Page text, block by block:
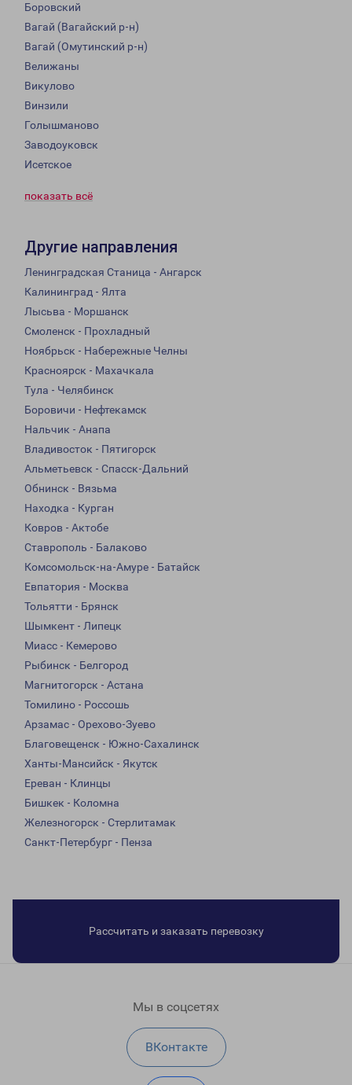
Боровский
Вагай (Вагайский р-н)
Вагай (Омутинский р-н)
Велижаны
Викулово
Винзили
Голышманово
Заводоуковск
Исетское
показать всё
Другие направления
Ленинградская Станица - Ангарск
Калининград - Ялта
Лысьва - Моршанск
Смоленск - Прохладный
Ноябрьск - Набережные Челны
Красноярск - Махачкала
Тула - Челябинск
Боровичи - Нефтекамск
Нальчик - Анапа
Владивосток - Пятигорск
Альметьевск - Спасск-Дальний
Обнинск - Вязьма
Находка - Курган
Ковров - Актобе
Ставрополь - Балаково
Комсомольск-на-Амуре - Батайск
Евпатория - Москва
Тольятти - Брянск
Шымкент - Липецк
Миасс - Кемерово
Рыбинск - Белгород
Магнитогорск - Астана
Томилино - Россошь
Арзамас - Орехово-Зуево
Благовещенск - Южно-Сахалинск
Ханты-Мансийск - Якутск
Ереван - Клинцы
Бишкек - Коломна
Железногорск - Стерлитамак
Санкт-Петербург - Пенза
Рассчитать и заказать перевозку
Мы в соцсетях
ВКонтакте